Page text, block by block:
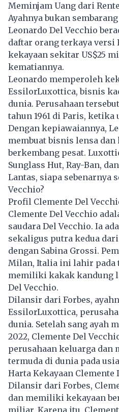
Meminjam Uang dari
Ayahnya bukan
Leonardo Del Vecchio
daftar orang terkaya versi
kekayaan sekitar US$25
kematiannya.
Leonardo memperoleh
EssilorLuxottica, bisnis
dunia. Perusahaan
tahun 1961 di Paris, ketika
Dengan kepiawaiannya,
membuatbisnis lensa dan
berkembang pesat.
Sunglass Hut, Ray-Ban,
Lantas, siapa sebenarnya
Vecchio?
Profil Clemente Del
Clemente Del Vecchio
saudara Del Vecchio. Ia
sekaligus putra kedua
dengan Sabina Grossi.
Milan, Italia ini lahir pada
memiliki kakak kandung
Del Vecchio.
Dilansir dari Forbes,
EssilorLuxottica,
dunia. Setelah sang ayah
2022, Clemente Del
perusahaan keluarga dan
termuda di dunia pada
Harta Kekayaan Clemente
Dilansir dari Forbes,
dan memiliki kekayaan